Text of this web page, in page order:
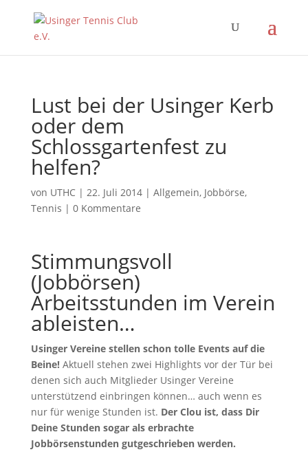
Lust bei der Usinger Kerb
oder dem
Schlossgartenfest zu
helfen?
von UTHC| 22. Juli 2014| Allgemein, Jobbörse,
Tennis | 0 Kommentare
Stimmungsvoll
(Jobbörsen)
Arbeitsstunden im Verein
ableisten…
Usinger Vereine stellen schon tolle Events auf die
Beine!Aktuell stehen zwei Highlights vor der Tür bei
denen sich auch Mitglieder Usinger Vereine
unterstützend einbringen können… auch wenn es
nur für wenige Stunden ist. Der Clou ist, dass Dir
Deine Stunden sogar als erbrachte
Jobbörsenstunden gutgeschrieben werden.